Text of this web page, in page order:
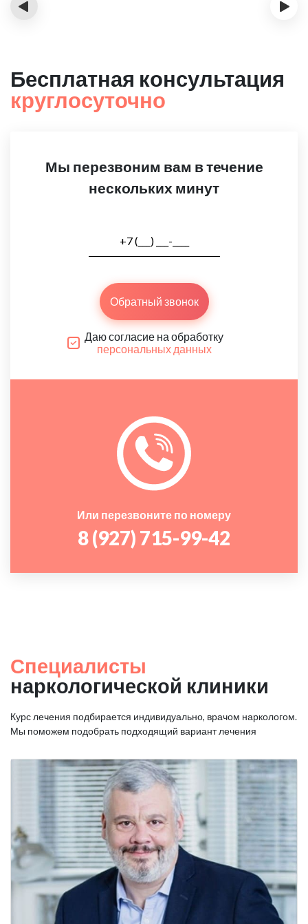
‹ ›
Бесплатная консультация
круглосуточно
Мы перезвоним вам в течение
нескольких минут
Обратный звонок
Даю согласие на обработку
персональных данных
Или перезвоните по номеру
8 (927) 715-99-42
Специалисты
наркологической клиники
Курс лечения подбирается индивидуально, врачом наркологом.
Мы поможем подобрать подходящий вариант лечения